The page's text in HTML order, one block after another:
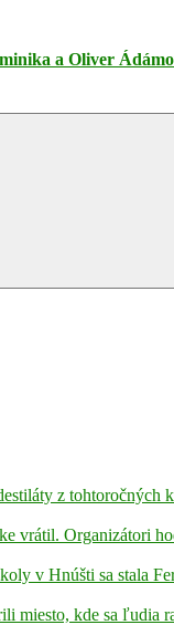
a Oliver
Search
z
vrátil. Organizátori
v Hnúšti sa stala
miesto, kde sa ľudia